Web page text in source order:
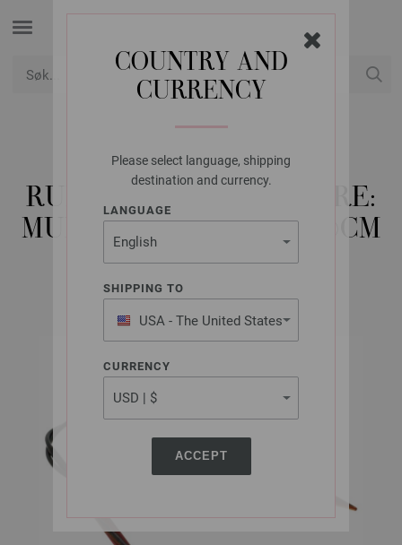
COUNTRY AND
CURRENCY
Please select language, shipping
destination and currency.
LANGUAGE
SHIPPING TO
USA - The United States
of America
CURRENCY
ACCEPT
LANA GROSSA
RUNDPINNE DESIGN-TRE:
MULTICOLOR ST. 4,5/40CM